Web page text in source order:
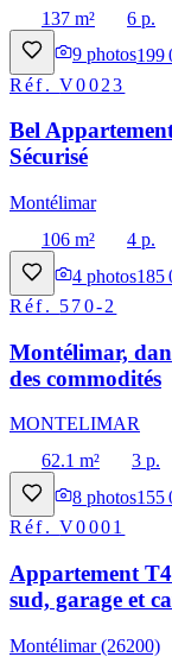
137 m²
6 p.
9 photos199
Réf.V0023
Bel
Sécurisé
Montélimar
106 m²
4 p.
4 photos185
Réf. 570-2
Montélimar,
des commodités
MONTELIMAR
62.1 m²
3 p.
8 photos155
Réf.V0001
Appartement
sud, garage et
Montélimar (26200)